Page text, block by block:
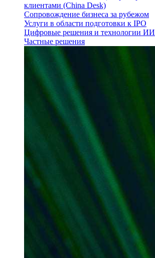
клиентами (China Desk)
Сопровождение бизнеса за рубежом
Услуги в области подготовки к IPO
Цифровые решения и технологии ИИ
Частные решения